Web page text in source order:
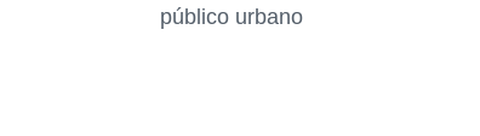
público urbano